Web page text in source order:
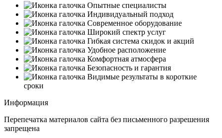
Опытные специалисты
Индивидуальный подход
Современное оборудование
Широкий спектр услуг
Гибкая система скидок и акций
Удобное расположение
Комфортная атмосфера
Безопасность и гарантия
Видимые результаты в короткие
сроки
Информация
Перепечатка материалов сайта без письменного разрешения
запрещена